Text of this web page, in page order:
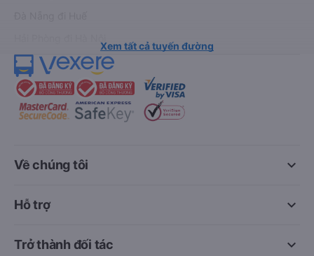
Xem tất cả tuyến đường
keyboard_arrow_down
Về chúng tôi
keyboard_arrow_down
Hỗ trợ
keyboard_arrow_down
Trở thành đối tác